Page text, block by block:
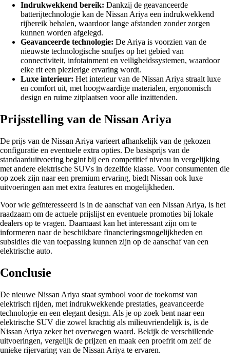
Indrukwekkend bereik: Dankzij de geavanceerde
batterijtechnologie kan de Nissan Ariya een indrukwekkend
rijbereik behalen, waardoor lange afstanden zonder zorgen
kunnen worden afgelegd.
Geavanceerde technologie: De Ariya is voorzien van de
nieuwste technologische snufjes op het gebied van
connectiviteit, infotainment en veiligheidssystemen, waardoor
elke rit een plezierige ervaring wordt.
Luxe interieur: Het interieur van de Nissan Ariya straalt luxe
en comfort uit, met hoogwaardige materialen, ergonomisch
design en ruime zitplaatsen voor alle inzittenden.
Prijsstelling van de Nissan Ariya
De prijs van de Nissan Ariya varieert afhankelijk van de gekozen
configuratie en eventuele extra opties. De basisprijs van de
standaarduitvoering begint bij een competitief niveau in vergelijking
met andere elektrische SUVs in dezelfde klasse. Voor consumenten die
op zoek zijn naar een premium ervaring, biedt Nissan ook luxe
uitvoeringen aan met extra features en mogelijkheden.
Voor wie geïnteresseerd is in de aanschaf van een Nissan Ariya, is het
raadzaam om de actuele prijslijst en eventuele promoties bij lokale
dealers op te vragen. Daarnaast kan het interessant zijn om te
informeren naar de beschikbare financieringsmogelijkheden en
subsidies die van toepassing kunnen zijn op de aanschaf van een
elektrische auto.
Conclusie
De nieuwe Nissan Ariya staat symbool voor de toekomst van
elektrisch rijden, met indrukwekkende prestaties, geavanceerde
technologie en een elegant design. Als je op zoek bent naar een
elektrische SUV die zowel krachtig als milieuvriendelijk is, is de
Nissan Ariya zeker het overwegen waard. Bekijk de verschillende
uitvoeringen, vergelijk de prijzen en maak een proefrit om zelf de
unieke rijervaring van de Nissan Ariya te ervaren.